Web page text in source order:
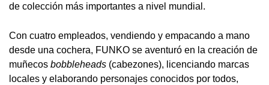
de colección más importantes a nivel mundial.
Con cuatro empleados, vendiendo y empacando a mano
desde una cochera, FUNKO se aventuró en la creación de
muñecos bobbleheads (cabezones), licenciando marcas
locales y elaborando personajes conocidos por todos,